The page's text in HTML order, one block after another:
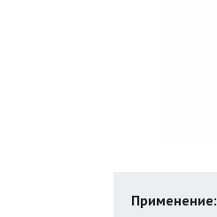
Применение: